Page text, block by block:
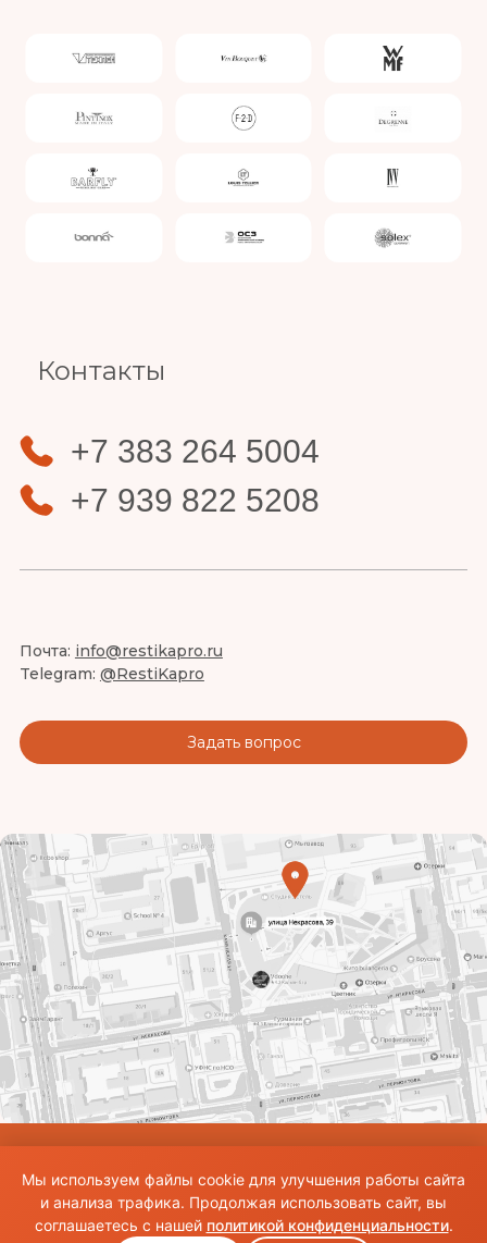
Контакты
+7 383 264 5004
+7 939 822 5208
Почта: info@restikapro.ru
Telegram: @RestiKapro
Задать вопрос
ссылки на источник. Все права на изображения и тексты принадлежат их
авторам.Общие правила и публичная оферта
Мы используем файлы cookie для улучшения работы сайта
и анализа трафика. Продолжая использовать сайт, вы
соглашаетесь с нашей политикой конфиденциальности.